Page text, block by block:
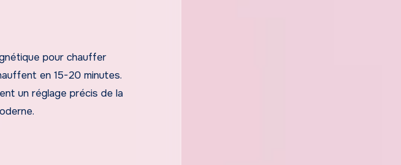
pour chauffer
en 15-20 minutes.
un réglage précis de la